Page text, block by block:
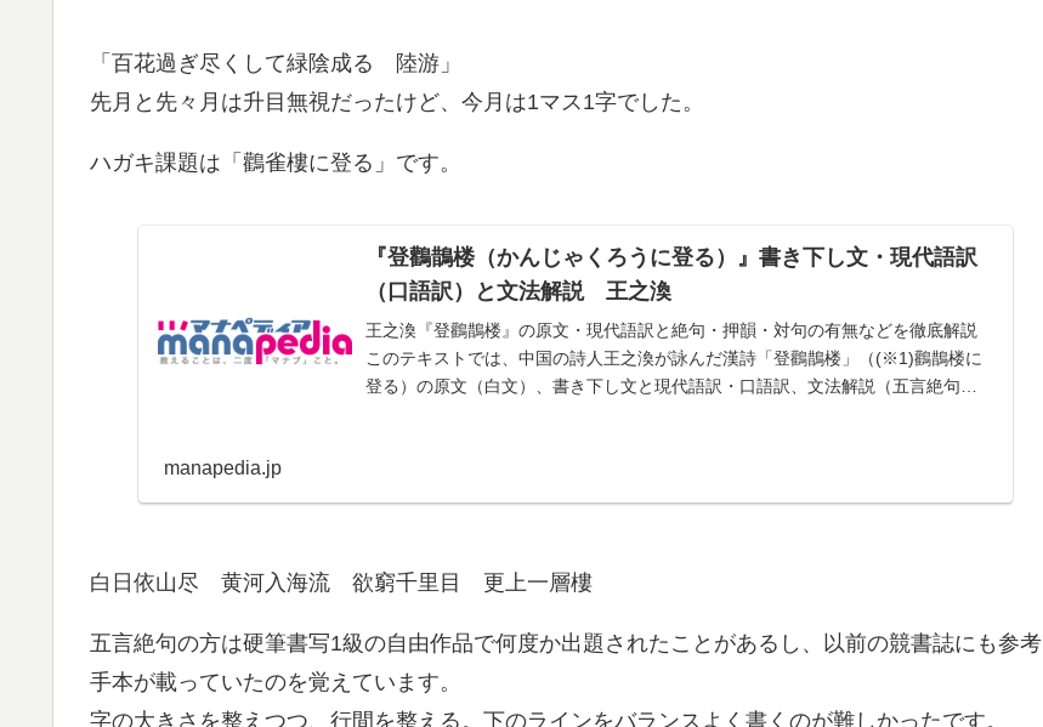
「百花過ぎ尽くして緑陰成る 陸游」
先月と先々月は升目無視だったけど、今月は1マス1字でした。
ハガキ課題は「鸛雀樓に登る」です。
『登鸛鵲楼（かんじゃくろうに登る）』書き下し文・現代語訳
（口語訳）と文法解説 王之渙
王之渙『登鸛鵲楼』の原文・現代語訳と絶句・押韻・対句の有無などを徹底解説
このテキストでは、中国の詩人王之渙が詠んだ漢詩「登鸛鵲楼」（(※1)鸛鵲楼に
登る）の原文（白文）、書き下し文と現代語訳・口語訳、文法解説（五言絶句・
manapedia.jp
白日依山尽 黄河入海流 欲窮千里目 更上一層樓
五言絶句の方は硬筆書写1級の自由作品で何度か出題されたことがあるし、以前の競書誌にも参考
手本が載っていたのを覚えています。
字の大きさを整えつつ、行間を整える。下のラインをバランスよく書くのが難しかったです。